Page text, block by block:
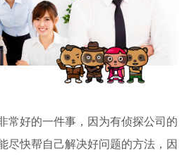
常好的一件事，因为有侦探公司的
尽快帮自己解决好问题的方法，因